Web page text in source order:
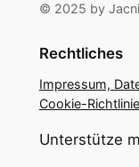
© 2025 by
Rechtliches
Impressum,
Cookie-
Unterstütze